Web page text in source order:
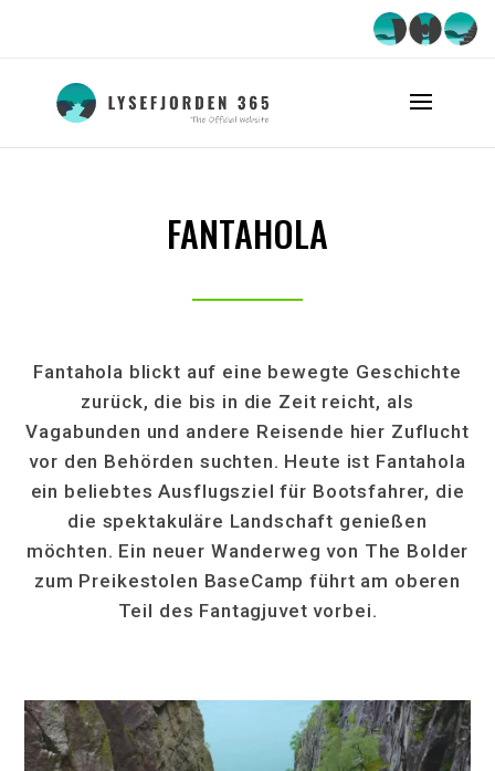
FANTAHOLA
Fantahola blickt auf eine bewegte Geschichte
zurück, die bis in die Zeit reicht, als
Vagabunden und andere Reisende hier Zuflucht
vor den Behörden suchten. Heute ist Fantahola
ein beliebtes Ausflugsziel für Bootsfahrer, die
die spektakuläre Landschaft genießen
möchten. Ein neuer Wanderweg von The Bolder
zum Preikestolen BaseCamp führt am oberen
Teil des Fantagjuvet vorbei.